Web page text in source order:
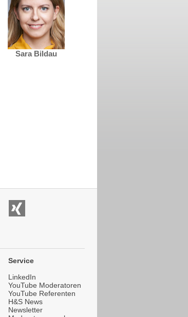
Sara Bildau
Service
LinkedIn
YouTube Moderatoren
YouTube Referenten
H&S News
Newsletter